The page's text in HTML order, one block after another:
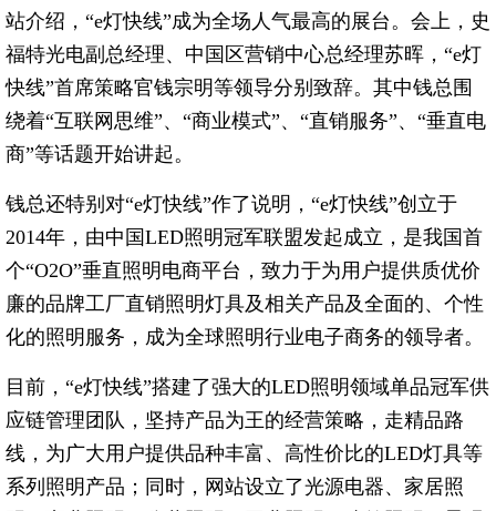
站介绍，“e灯快线”成为全场人气最高的展台。会上，史
福特光电副总经理、中国区营销中心总经理苏晖，“e灯
快线”首席策略官钱宗明等领导分别致辞。其中钱总围
绕着“互联网思维”、“商业模式”、“直销服务”、“垂直电
商”等话题开始讲起。
钱总还特别对“e灯快线”作了说明，“e灯快线”创立于
2014年，由中国LED照明冠军联盟发起成立，是我国首
个“O2O”垂直照明电商平台，致力于为用户提供质优价
廉的品牌工厂直销照明灯具及相关产品及全面的、个性
化的照明服务，成为全球照明行业电子商务的领导者。
目前，“e灯快线”搭建了强大的LED照明领域单品冠军供
应链管理团队，坚持产品为王的经营策略，走精品路
线，为广大用户提供品种丰富、高性价比的LED灯具等
系列照明产品；同时，网站设立了光源电器、家居照